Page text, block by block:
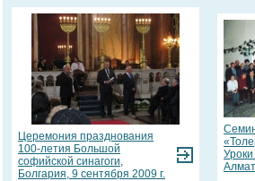
Церемония празднования
100-летия Большой
софийской синагоги,
Болгария, 9 сентября 2009 г.